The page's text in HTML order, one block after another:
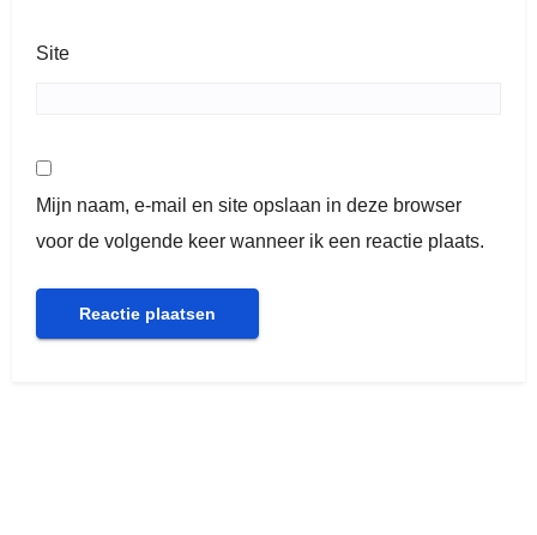
Site
Mijn naam, e-mail en site opslaan in deze browser
voor de volgende keer wanneer ik een reactie plaats.